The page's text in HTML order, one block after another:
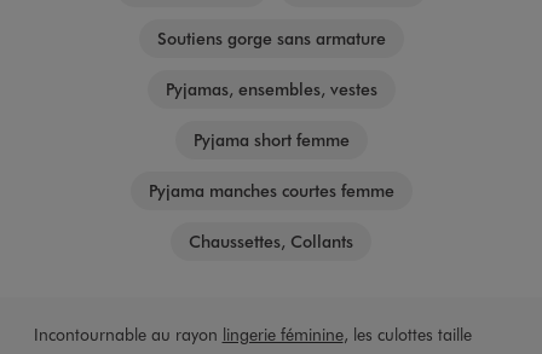
Soutiens gorge sans armature
Pyjamas, ensembles, vestes
Pyjama short femme
Pyjama manches courtes femme
Chaussettes, Collants
Incontournable au rayon lingerie féminine, les culottes taille